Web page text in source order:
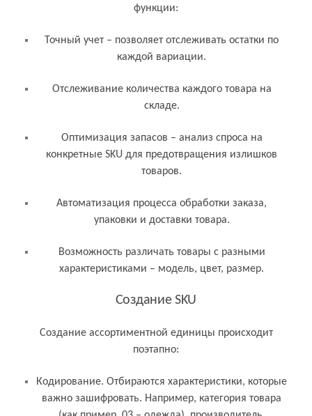
функции:
Точный учет – позволяет отслеживать остатки по
каждой вариации.
Отслеживание количества каждого товара на
складе.
Оптимизация запасов – анализ спроса на
конкретные SKU для предотвращения излишков
товаров.
Автоматизация процесса обработки заказа,
упаковки и доставки товара.
Возможность различать товары с разными
характеристиками – модель, цвет, размер.
Создание SKU
Создание ассортиментной единицы происходит
поэтапно:
Кодирование. Отбираются характеристики, которые
важно зашифровать. Например, категория товара